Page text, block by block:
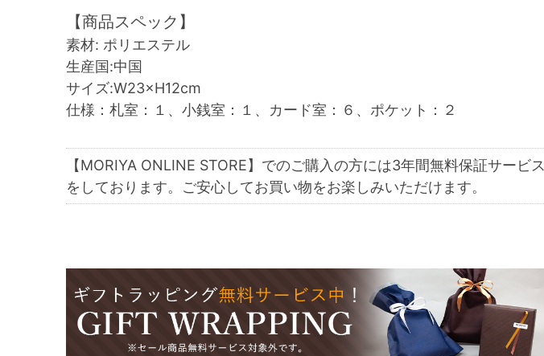
【商品スペック】
素材: ポリエステル
生産国:中国
サイズ:W23×H12cm
仕様：札室：１、小銭室：１、カード室：６、ポケット：２
【MORIYA ONLINE STORE】でのご購入の方には3年間無料保証サービス
をしております。ご安心してお買い物をお楽しみいただけます。